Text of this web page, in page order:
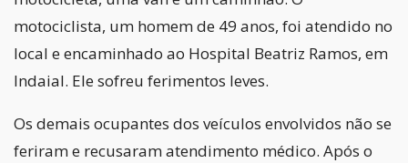
motociclista, um homem de 49 anos, foi atendido no
local e encaminhado ao Hospital Beatriz Ramos, em
Indaial. Ele sofreu ferimentos leves.
Os demais ocupantes dos veículos envolvidos não se
feriram e recusaram atendimento médico. Após o